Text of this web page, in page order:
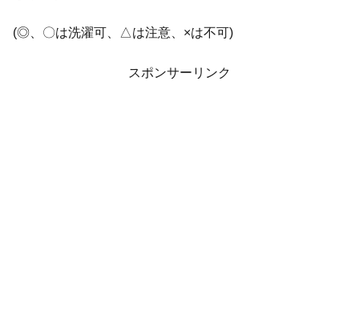
(◎、〇は洗濯可、△は注意、×は不可)
スポンサーリンク